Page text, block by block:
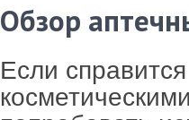
Обзор
Если